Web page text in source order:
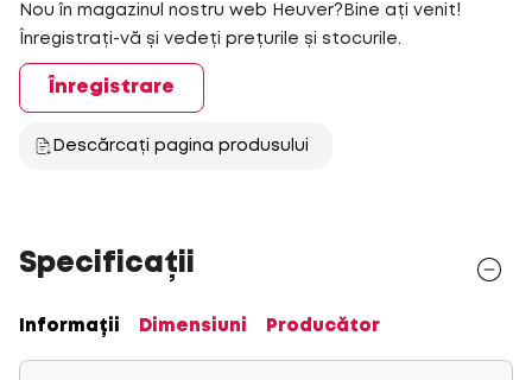
Nou în magazinul nostru web Heuver?Bine ați venit!
Înregistrați-vă și vedeți prețurile și stocurile.
Înregistrare
Descărcați pagina produsului
Specificații
Informații Dimensiuni Producător